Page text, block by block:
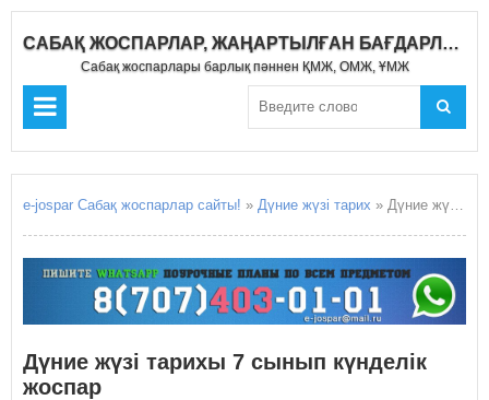
САБАҚ ЖОСПАРЛАР, ЖАҢАРТЫЛҒАН БАҒДАРЛАМА 2019-2020
Сабақ жоспарлары барлық пәннен ҚМЖ, ОМЖ, ҰМЖ
e-jospar Сабақ жоспарлар сайты! » Дүние жүзі тарих » Дүние жүзі тарихы 7 сынып күнделік жоспар
Дүние жүзі тарихы 7 сынып күнделік
жоспар